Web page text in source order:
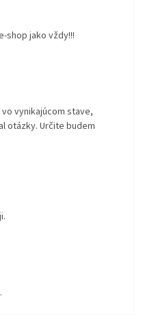
z 5 hvězdiček.
shop jako vždy!!!
z 5 hvězdiček.
vynikajúcom stave,
otázky. Určite budem
z 5 hvězdiček.
z 5 hvězdiček.